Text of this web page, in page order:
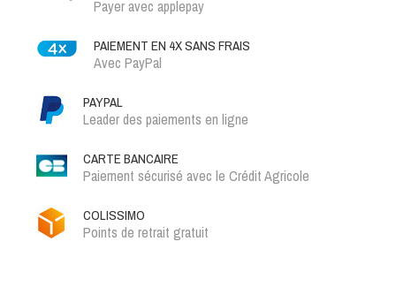
Payer avec applepay
PAIEMENT EN 4X SANS FRAIS
Avec PayPal
PAYPAL
Leader des paiements en ligne
CARTE BANCAIRE
Paiement sécurisé avec le Crédit Agricole
COLISSIMO
Points de retrait gratuit